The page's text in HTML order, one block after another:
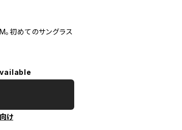
。初めてのサングラス
け